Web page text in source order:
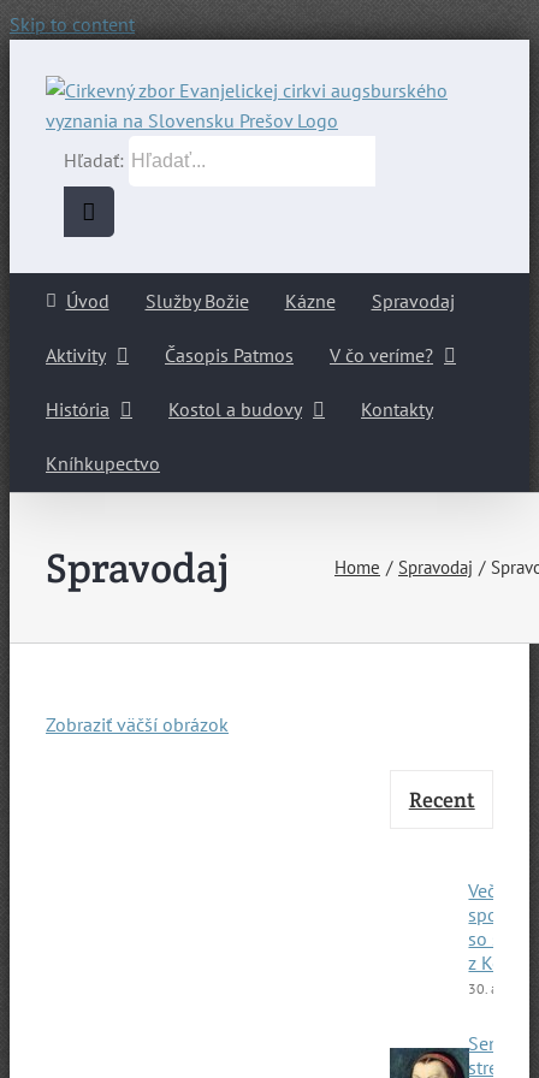
Skip to content
Hľadať:
Úvod Služby Božie Kázne Spravodaj
Aktivity Časopis Patmos V čo veríme?
História Kostol a budovy Kontakty
Kníhkupectvo
Spravodaj Home Spravodaj
Zobraziť väčší obrázok
Recent
Večerné
so
z Kene
30. apríla